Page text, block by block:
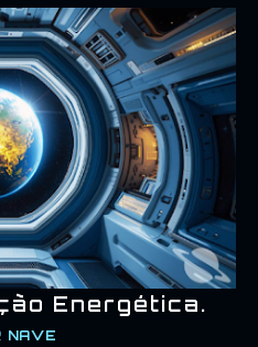
Energética.
NAVE